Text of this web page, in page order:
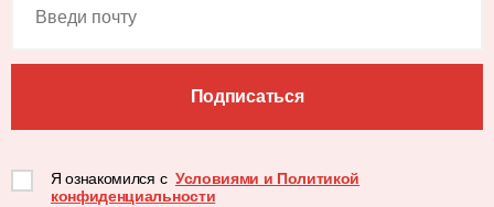
Подписаться
Я ознакомился с Условиями и Политикой
конфиденциальности